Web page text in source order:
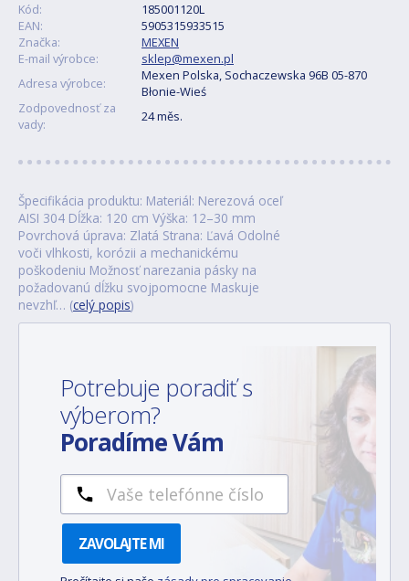
Kód:
185001120L
EAN:
5905315933515
Značka:
MEXEN
E-mail výrobce:
sklep@mexen.pl
Adresa výrobce:
Mexen Polska, Sochaczewska 96B 05-870
Błonie-Wieś
Zodpovednosť za
vady:
24 měs.
Špecifikácia produktu: Materiál: Nerezová oceľ
AISI 304 Dĺžka: 120 cm Výška: 12–30 mm
Povrchová úprava: Zlatá Strana: Ľavá Odolné
voči vlhkosti, korózii a mechanickému
poškodeniu Možnosť narezania pásky na
požadovanú dĺžku svojpomocne Maskuje
nevzhľ… (celý popis)
Potrebuje poradiť s
výberom?
Poradíme Vám
ZAVOLAJTE MI